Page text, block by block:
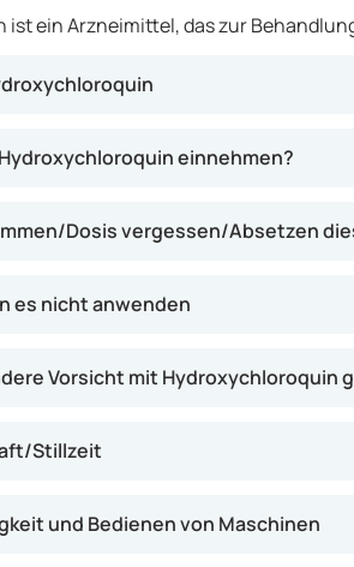
ist ein Arzneimittel, das zur
einnehmen?
Dosis vergessen/Absetzen
es nicht anwenden
Vorsicht mit Hydroxychloroquin
Stillzeit
und Bedienen von Maschinen